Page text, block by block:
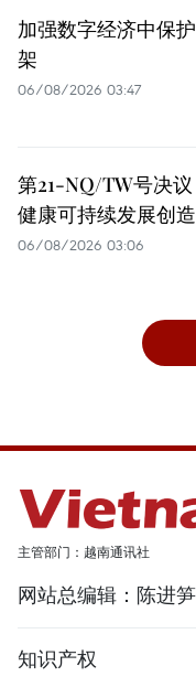
加强数字经济中保
架
06/08/2026 03:47
第21-NQ/TW号决
健康可持续发展创
06/08/2026 03:06
主管部门：越南通讯社
网站总编辑：陈进笋
知识产权